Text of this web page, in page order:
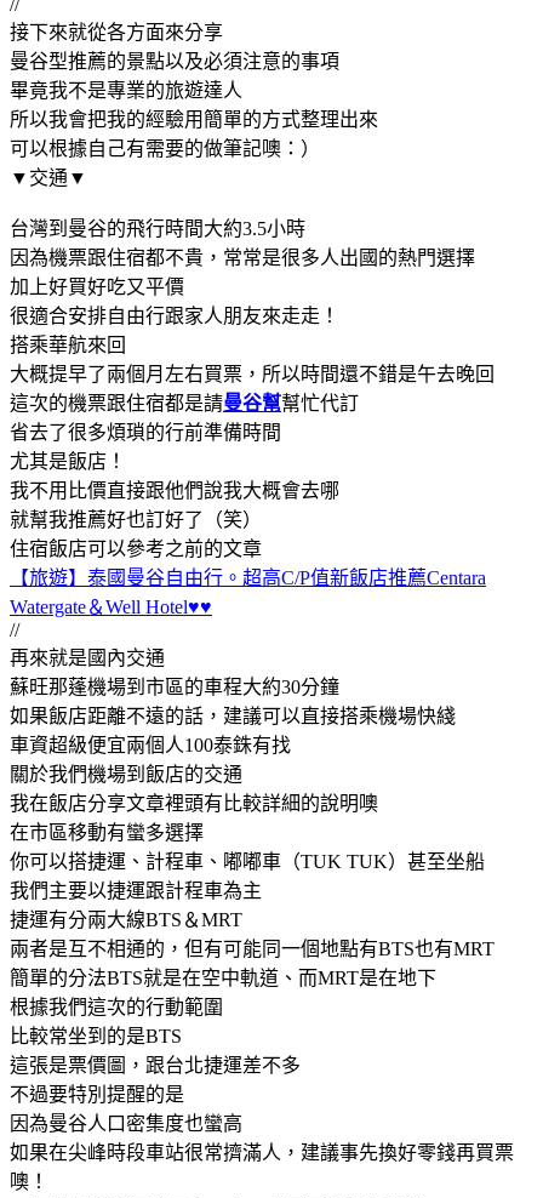
接下來就從各方面來分享
曼谷型推薦的景點以及必須注意的事項
畢竟我不是專業的旅遊達人
所以我會把我的經驗用簡單的方式整理出來
可以根據自己有需要的做筆記噢：）
▼交通▼
台灣到曼谷的飛行時間大約3.5小時
因為機票跟住宿都不貴，常常是很多人出國的熱門選擇
加上好買好吃又平價
很適合安排自由行跟家人朋友來走走！
搭乘華航來回
大概提早了兩個月左右買票，所以時間還不錯是午去晚回
這次的機票跟住宿都是請曼谷幫幫忙代訂
省去了很多煩瑣的行前準備時間
尤其是飯店！
我不用比價直接跟他們說我大概會去哪
就幫我推薦好也訂好了（笑）
住宿飯店可以參考之前的文章
【旅遊】泰國曼谷自由行。超高C/P值新飯店推薦Centara
Watergate＆Well Hotel♥♥
//
再來就是國內交通
蘇旺那蓬機場到市區的車程大約30分鐘
如果飯店距離不遠的話，建議可以直接搭乘機場快綫
車資超級便宜兩個人100泰銖有找
關於我們機場到飯店的交通
我在飯店分享文章裡頭有比較詳細的說明噢
在市區移動有蠻多選擇
你可以搭捷運、計程車、嘟嘟車（TUK TUK）甚至坐船
我們主要以捷運跟計程車為主
捷運有分兩大線BTS＆MRT
兩者是互不相通的，但有可能同一個地點有BTS也有MRT
簡單的分法BTS就是在空中軌道、而MRT是在地下
根據我們這次的行動範圍
比較常坐到的是BTS
這張是票價圖，跟台北捷運差不多
不過要特別提醒的是
因為曼谷人口密集度也蠻高
如果在尖峰時段車站很常擠滿人，建議事先換好零錢再買票
噢！